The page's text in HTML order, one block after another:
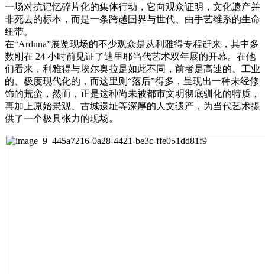
一场对抗记忆碎片化的集体行动，它向观众证明，文化遗产并
非死去的标本，而是一条跨越国界与世代、由手艺维系的生命
纽带。
在“Arduna”展览现场的不少观众是从利雅得专程赶来，其中多
数刚在 24 小时前见证了迪里耶当代艺术双年展的开幕。在他
们看来，利雅得与埃尔奥拉是如此不同，前者是高速的、工业
的、极度现代化的，而这里则“落后”得多，呈现出一种未经修
饰的荒蛮，然而，正是这种尚未被都市文明彻底驯化的特质，
再加上原始景观、古城遗址等深厚的人文遗产，为当代艺术提
供了一个极具张力的现场。